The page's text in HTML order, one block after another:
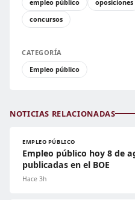
empleo público
oposiciones
concursos
CATEGORÍA
Empleo público
NOTICIAS RELACIONADAS
EMPLEO PÚBLICO
Empleo público hoy 8 de
publicadas en el BOE
Hace 3h